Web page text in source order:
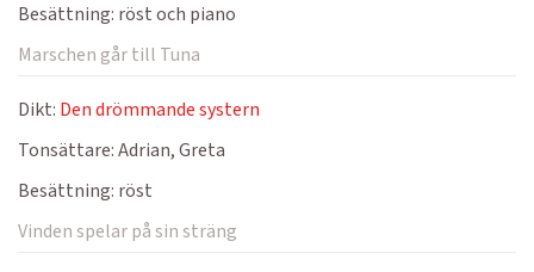
Besättning: röst och piano
Marschen går till Tuna
Dikt: Den drömmande systern
Tonsättare:Adrian, Greta
Besättning: röst
Vinden spelar på sin sträng